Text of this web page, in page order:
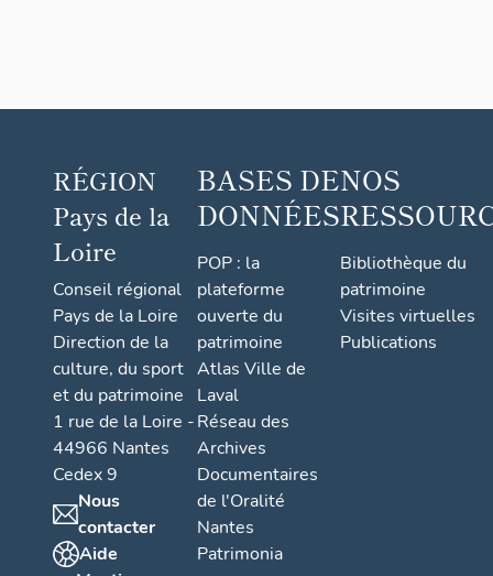
RÉGION
Pays de la
Loire
Conseil régional
Pays de la Loire
Direction de la
culture, du sport
et du patrimoine
1 rue de la Loire -
44966 Nantes
Cedex 9
Nous
contacter
Aide
BASES DE
DONNÉES
POP : la
plateforme
ouverte du
patrimoine
Atlas Ville de
Laval
Réseau des
Archives
Documentaires
de l'Oralité
Nantes
Patrimonia
NOS
Bibliothèque du
patrimoine
Visites virtuelles
Publications